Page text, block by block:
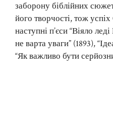
заборону біблійних
його творчості, тож
наступні п’єси “Віяло
не варта уваги” (1893),
“Як важливо бути